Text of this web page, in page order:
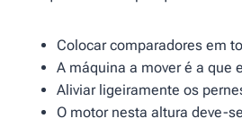
Colocar comparadores em
A máquina a mover é a que
Aliviar ligeiramente os
O motor nesta altura deve-